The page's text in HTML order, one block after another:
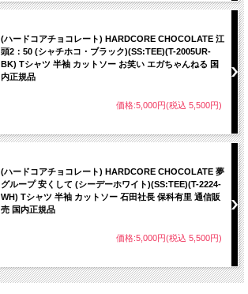
(ハードコアチョコレート) HARDCORE CHOCOLATE 江
頭2：50 (シャチホコ・ブラック)(SS:TEE)(T-2005UR-
BK) Tシャツ 半袖 カットソー お笑い エガちゃんねる 国
内正規品
価格:5,000円(税込 5,500円)
(ハードコアチョコレート) HARDCORE CHOCOLATE 夢
グループ 安くして (シーデーホワイト)(SS:TEE)(T-2224-
WH) Tシャツ 半袖 カットソー 石田社長 保科有里 通信販
売 国内正規品
価格:5,000円(税込 5,500円)